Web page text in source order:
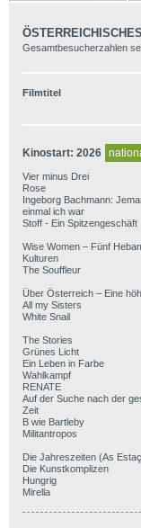
Gesamtbesucherzahlen
Filmtitel
Kinostart: 2026
Vier minus Drei
Rose
Ingeborg Bachmann:
einmal ich war
Stoff - Ein Spitzengeschäft
Wise Women – Fünf
Kulturen
The Souffleur
Über Österreich – Eine
All my Sisters
White Snail
The Stories
Grünes Licht
Ein Leben in Farbe
Wahlkampf
RENATE
Auf der Suche nach der
Zeit
B wie Bartleby
Militantropos
Die Jahreszeiten (As
Die Kunstkomplizen
Hungrig
Mirella